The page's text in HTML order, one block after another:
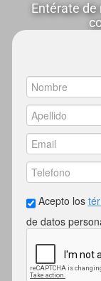
Entérate
Acepto los
de datos